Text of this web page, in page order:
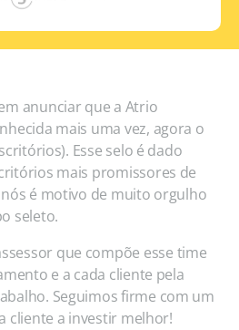
anunciar que a Atrio
mais uma vez, agora o
Esse selo é dado
mais promissores de
nós é motivo de muito orgulho
seleto.
que compõe esse time
e a cada cliente pela
Seguimos firme com um
cliente a investir melhor!